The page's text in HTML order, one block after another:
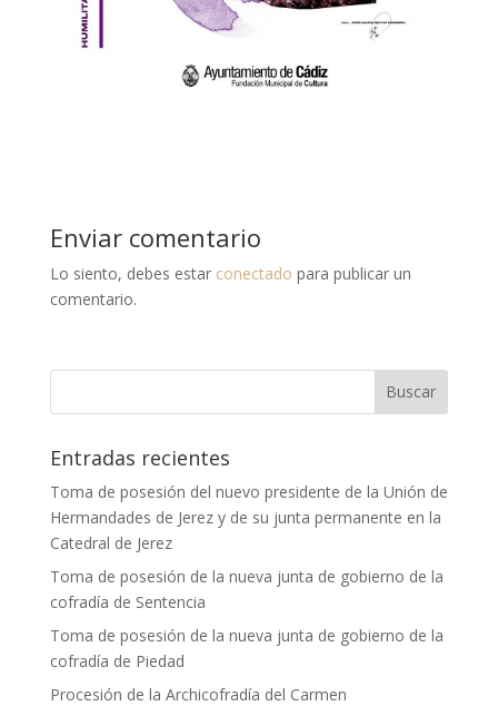
Enviar comentario
Lo siento, debes estar conectado para publicar un
comentario.
Entradas recientes
Toma de posesión del nuevo presidente de la Unión de
Hermandades de Jerez y de su junta permanente en la
Catedral de Jerez
Toma de posesión de la nueva junta de gobierno de la
cofradía de Sentencia
Toma de posesión de la nueva junta de gobierno de la
cofradía de Piedad
Procesión de la Archicofradía del Carmen